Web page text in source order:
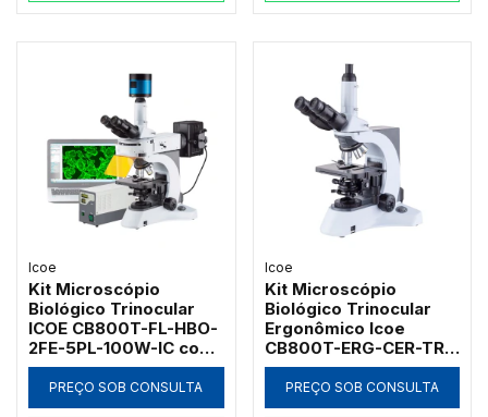
Icoe
Kit Microscópio
Biológico Trinocular
ICOE CB800T-FL-HBO-
2FE-5PL-100W-IC com
Sistema de Epi-
Fluorescência
Lâmpada Mercúrio
PREÇO SOB CONSULTA
Icoe
Kit Microscópio
Biológico Trinocular
Ergonômico Icoe
CB800T-ERG-CER-TRI-
6PLI-RV6-L5W-KH-
1000X-IC com 6
Objetivas, Platina
PREÇO SOB CONSULTA